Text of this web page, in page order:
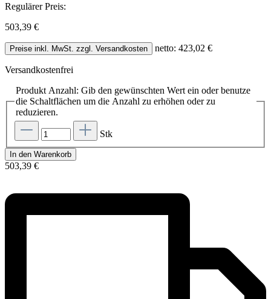
Regulärer Preis:
503,39 €
Preise inkl. MwSt. zzgl. Versandkosten netto: 423,02 €
Versandkostenfrei
Produkt Anzahl: Gib den gewünschten Wert ein oder benutze
die Schaltflächen um die Anzahl zu erhöhen oder zu
reduzieren.
Stk
In den Warenkorb
503,39 €